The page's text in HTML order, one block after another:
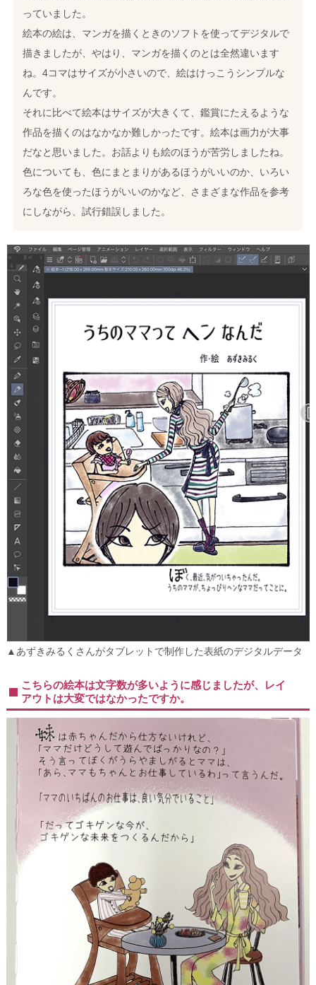
っていました。
絵本の絵は、マンガを描くときのソフトを使ってデジタルで
描きましたが、やはり、マンガを描くのとは全然違います
ね。4コマはサイズが小さいので、絵はけっこうシンプルな
んです。
それに比べて絵本はサイズが大きくて、鑑賞にたえるような
作品を描くのはなかなか難しかったです。絵本は画力が大事
だなと思いました。お話よりも絵のほうが苦労しましたね。
色についても、色にまとまりがあるほうがいいのか、いろい
ろな色を使ったほうがいいのかなど、さまざまな作品を参考
にしながら、試行錯誤しました。
▲あずきみるくさんがタブレットで制作した表紙のデジタルデータ
こちらの絵本は文字数が多いように感じましたが、レイ
アウトは大変ではなかったですか。